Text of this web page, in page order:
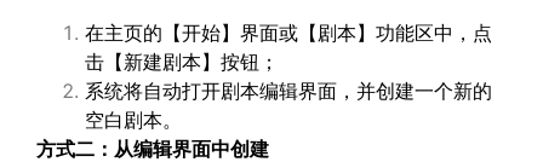
在主页的【开始】界面或【剧本】功能区中，点
击【新建剧本】按钮；
系统将自动打开剧本编辑界面，并创建一个新的
空白剧本。
方式二：从编辑界面中创建